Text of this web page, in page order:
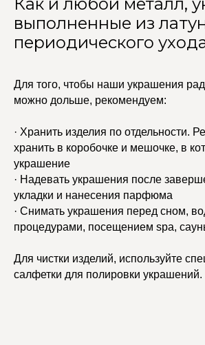
выполненные из
периодического
Для того, чтобы наши украшения
можно дольше, рекомендуем:
· Хранить изделия по отдельности.
хранить в коробочке и мешочке, в
украшение
· Надевать украшения после
укладки и нанесения парфюма
· Снимать украшения перед сном,
процедурами, посещением spa,
Для чистки изделий, используйте
салфетки для полировки украшений.